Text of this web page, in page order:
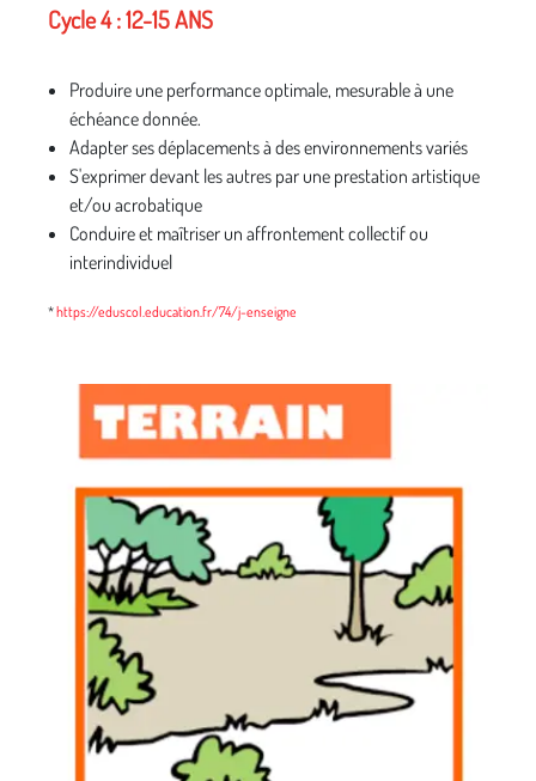
Cycle 4 : 12-15 ANS
Produire une performance optimale, mesurable à une
échéance donnée.
Adapter ses déplacements à des environnements variés
S'exprimer devant les autres par une prestation artistique
et/ou acrobatique
Conduire et maîtriser un affrontement collectif ou
interindividuel
*https://eduscol.education.fr/74/j-enseigne